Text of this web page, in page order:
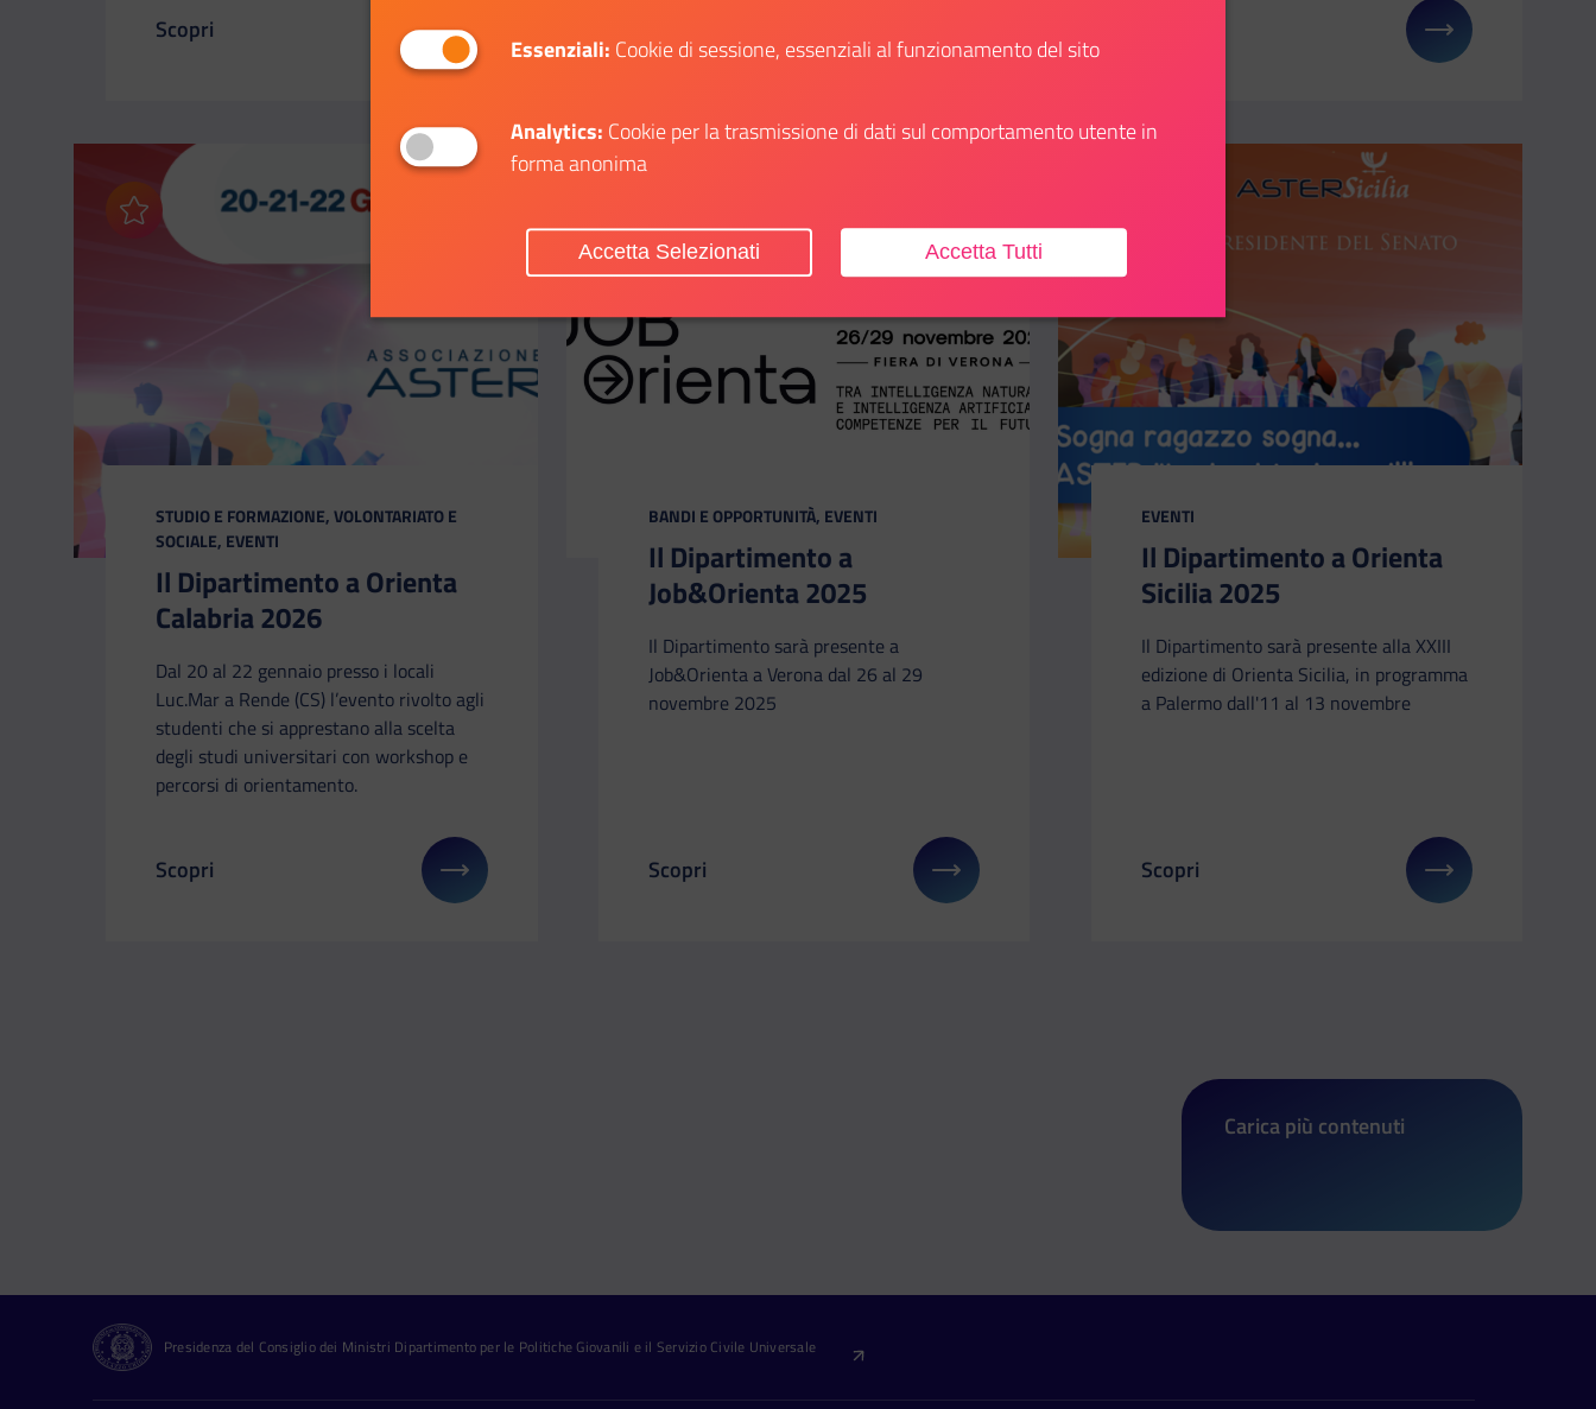
Il link ti porterà ad avere maggiori dettagli su: Il Dipartimento al COMICON 2026 di Bergamo
Scopri Il link ti porterà ad avere maggiori dettagli su: Il Dipartimento al Salone Internazionale del Libro
Il link ti porterà ad avere maggiori dettagli su: Il
Aggiungi ai preferiti
CATEGORIA:
STUDIO E FORMAZIONE, VOLONTARIATO E
SOCIALE, EVENTI
Il Dipartimento a Orienta
Calabria 2026
Dal 20 al 22 gennaio presso i locali
Luc.Mar a Rende (CS) l’evento rivolto agli
studenti che si apprestano alla scelta
degli studi universitari con workshop e
percorsi di orientamento.
Il link ti porterà ad avere maggiori dettagli su: Il Dipartimento a Orienta Calabria 2026
Scopri
CATEGORIA:
BANDI E OPPORTUNITÀ, EVENTI
Il Dipartimento a
Job&Orienta 2025
Il Dipartimento sarà presente a
Job&Orienta a Verona dal 26 al 29
novembre 2025
Il link ti porterà ad avere maggiori dettagli su: Il Dipartimento a Job&Orienta 2025
Scopri
CATEGORIA:
EVENTI
Il Dipartimento a Orienta
Sicilia 2025
Il Dipartimento sarà presente alla XXIII
edizione di Orienta Sicilia, in programma
a Palermo dall'11 al 13 novembre
Il link ti porterà ad avere maggiori dettagli su: Il
Scopri
Carica più contenuti
Presidenza del Consiglio dei Ministri Dipartimento per le Politiche Giovanili e il Servizio Civile Universale
Essenziali: Cookie di sessione, essenziali al funzionamento del sito
Analytics: Cookie per la trasmissione di dati sul comportamento utente in
forma anonima
Accetta Tutti
Accetta Selezionati